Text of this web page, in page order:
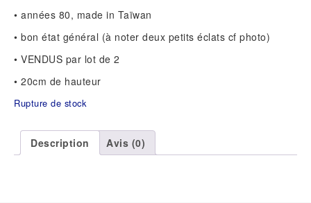
• années 80, made in Taïwan
• bon état général (à noter deux petits éclats cf photo)
• VENDUS par lot de 2
• 20cm de hauteur
Rupture de stock
Description Avis (0)